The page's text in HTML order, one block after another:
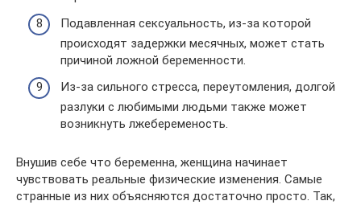
Подавленная сексуальность, из-за которой
происходят задержки месячных, может стать
причиной ложной беременности.
Из-за сильного стресса, переутомления, долгой
разлуки с любимыми людьми также может
возникнуть лжебеременость.
Внушив себе что беременна, женщина начинает
чувствовать реальные физические изменения. Самые
странные из них объясняются достаточно просто. Так,